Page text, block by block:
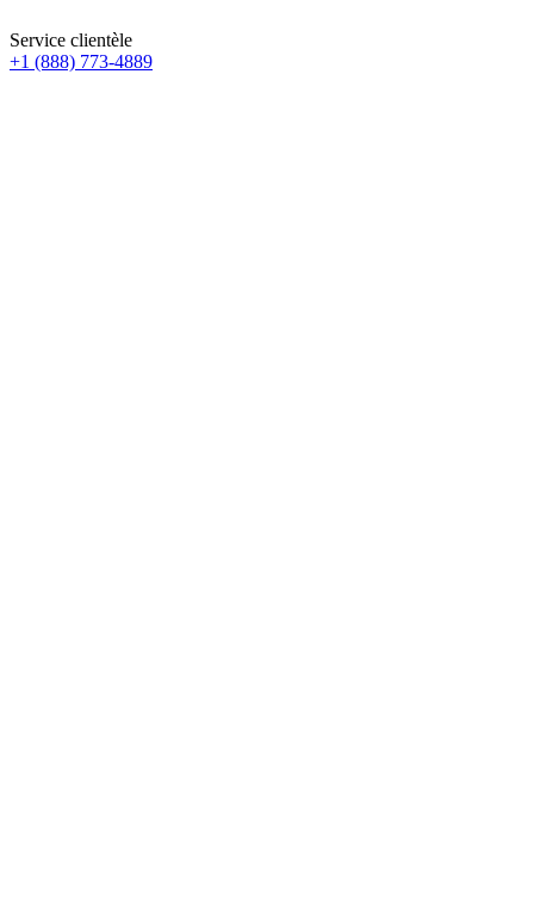
Service clientèle
+1 (888) 773-4889